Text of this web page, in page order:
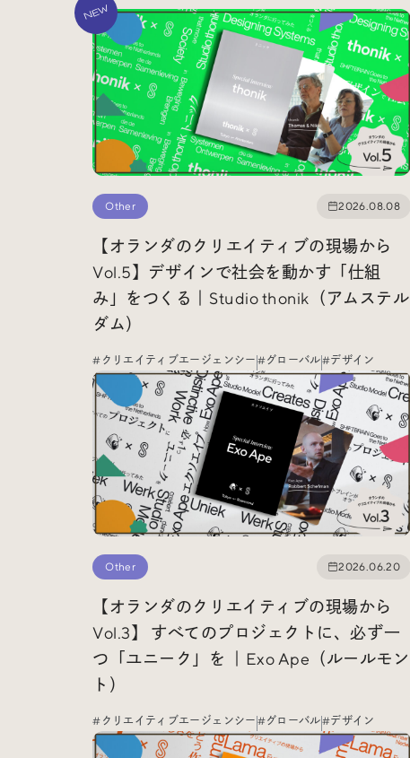
Radio
iDID Podcast
「iDID RADIO」を隔週で公開中！
クリエイティブ業界のニュースやイベント情報、 今週話題
になったサイトなどを30分でお届けします。
About NewsContact
NEW
Other 2026.08.08
【オランダのクリエイティブの現場から
Vol.5】デザインで社会を動かす「仕組
み」をつくる｜Studio thonik（アムステル
ダム）
#クリエイティブエージェンシー#グローバル#デザイン
Other 2026.06.20
【オランダのクリエイティブの現場から
Vol.3】 すべてのプロジェクトに、必ず一
つ「ユニーク」を ｜Exo Ape（ルールモン
ト）
#クリエイティブエージェンシー #グローバル#デザイン